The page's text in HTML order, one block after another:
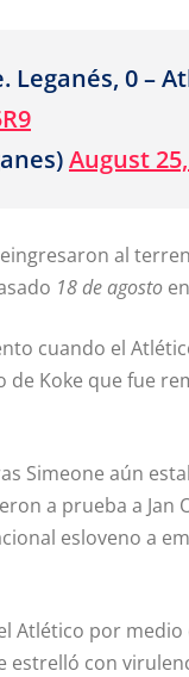
Leganés, 0 –
August
al
18 de agosto
cuando el
Koke que fue
Simeone aún
a prueba a Jan
esloveno a
Atlético por
estrelló con